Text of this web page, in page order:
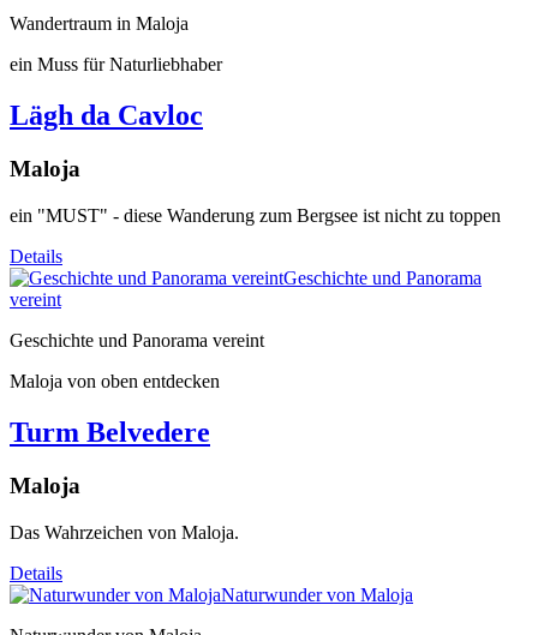
Wandertraum in Maloja
ein Muss für Naturliebhaber
Lägh da Cavloc
Maloja
ein "MUST" - diese Wanderung zum Bergsee ist nicht zu toppen
Details
Geschichte und Panorama
vereint
Geschichte und Panorama vereint
Maloja von oben entdecken
Turm Belvedere
Maloja
Das Wahrzeichen von Maloja.
Details
Naturwunder von Maloja